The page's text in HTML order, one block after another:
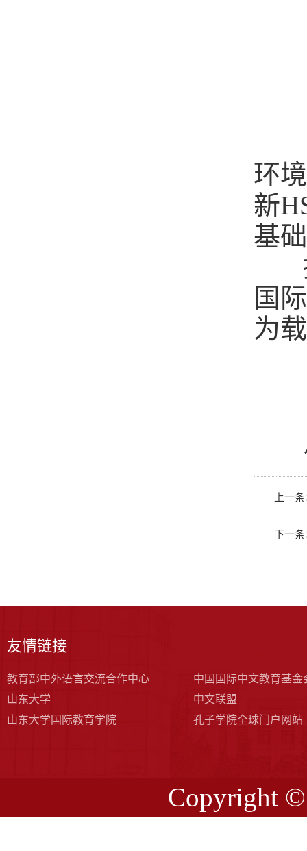
环
新
基
国
为
上一
下一条
友情链接
教育部中外语言交流合作中心
山东大学
山东大学国际教育学院
中国国际中文教育基金
中文联盟
孔子学院全球门户网站
Copyright